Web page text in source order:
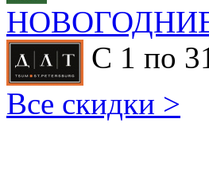
С 1 по
Все скидки >